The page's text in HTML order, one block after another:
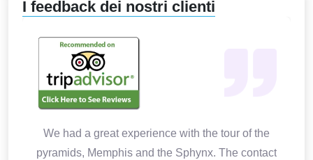
I feedback dei nostri clienti
We had a great experience with the tour of the
pyramids, Memphis and the Sphynx. The contact